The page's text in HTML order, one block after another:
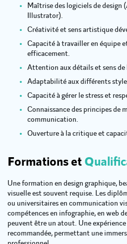
Maîtrise des logiciels de design
Illustrator).
Créativité et sens artistique
Capacité à travailler en équipe
efficacement.
Attention aux détails et sens de
Adaptabilité aux différents
Capacité à gérer le stress et
Connaissance des principes de
communication.
Ouverture à la critique et
Formations et
Une formation en design graphique,
visuelle est souvent requise. Les
ou universitaires en communication
compétences en infographie, en web
peuvent être un atout. Une
recommandée, permettant une